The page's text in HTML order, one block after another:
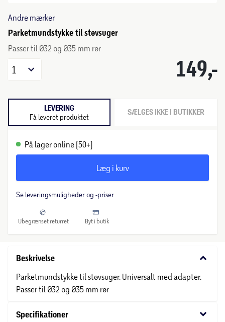
Andre mærker
Parketmundstykke til støvsuger
Passer til Ø32 og Ø35 mm rør
149,-
1
LEVERING
Få leveret produktet SÆLGES IKKE I BUTIKKER
På lager online (50+)
Læg i kurv
Se leveringsmuligheder og -priser
Ubegrænset returret Byt i butik
Beskrivelse keyboard_arrow_down
Parketmundstykke til støvsuger. Universalt med adapter.
Passer til Ø32 og Ø35 mm rør
Specifikationer keyboard_arrow_down